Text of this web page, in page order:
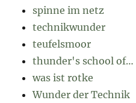
spinne im netz
technikwunder
teufelsmoor
thunder's school of…
was ist rotke
Wunder der Technik